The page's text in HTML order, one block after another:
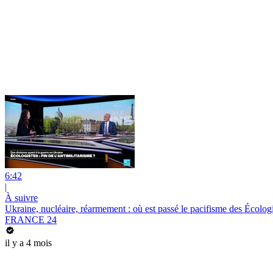
6:42
|
À suivre
Ukraine, nucléaire, réarmement : où est passé le pacifisme des
FRANCE 24
il y a 4 mois